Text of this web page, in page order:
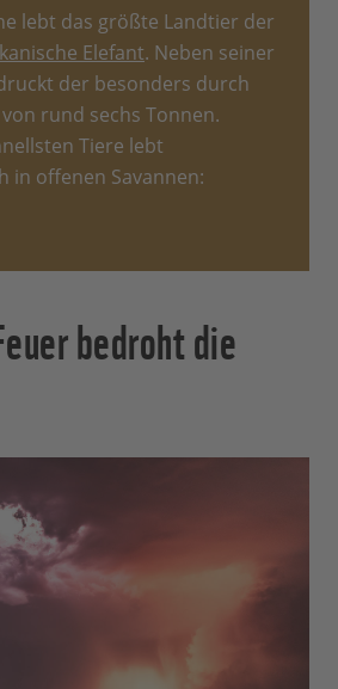
lebt das größte Landtier der
Elefant. Neben seiner
der besonders durch
rund sechs Tonnen.
Tiere lebt
in offenen Savannen:
bedroht die